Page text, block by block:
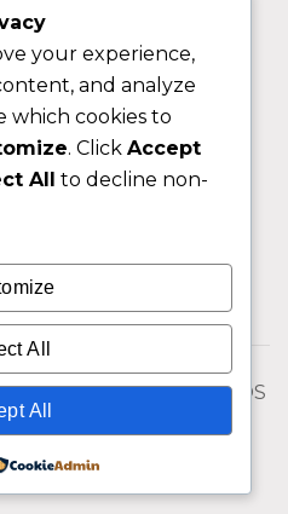
DIREITOS RESERVADOS
your experience,
and analyze
which cookies to
. Click Accept
All to decline non-
All
All